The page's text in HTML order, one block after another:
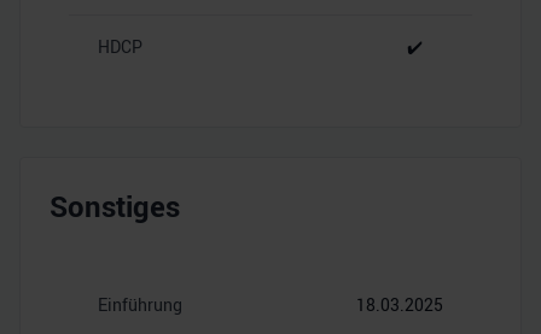
HDCP ✔️
Sonstiges
Einführung 18.03.2025